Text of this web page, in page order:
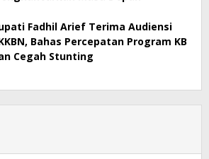
Fadhil Arief Terima Audiensi
Bahas Percepatan Program KB
Cegah Stunting